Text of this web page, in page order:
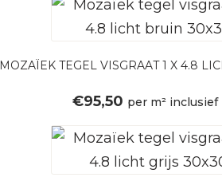
MOZAÏEK TEGEL VISGRAAT 1 X 4.8
€95,50 per m²